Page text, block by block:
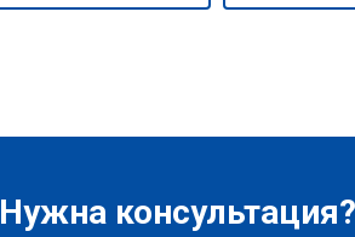
Нужна консультация?